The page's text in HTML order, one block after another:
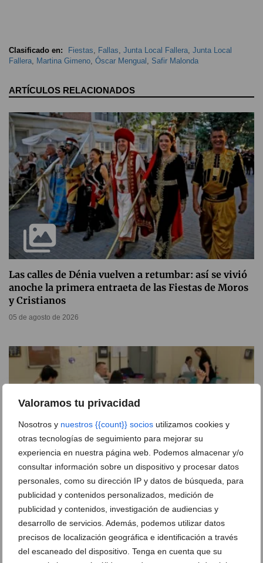
Valoramos tu privacidad
Nosotros y nuestros {{count}} socios utilizamos cookies y
otras tecnologías de seguimiento para mejorar su
experiencia en nuestra página web. Podemos almacenar y/o
consultar información sobre un dispositivo y procesar datos
personales, como su dirección IP y datos de búsqueda, para
publicidad y contenidos personalizados, medición de
publicidad y contenidos, investigación de audiencias y
desarrollo de servicios. Además, podemos utilizar datos
precisos de localización geográfica e identificación a través
del escaneado del dispositivo. Tenga en cuenta que su
Clasificado en: Fiestas, Fallas, Junta Local Fallera, Junta Local
Fallera, Martina Gimeno, Óscar Mengual , Safir Malonda
ARTÍCULOS RELACIONADOS
Las calles de Dénia vuelven a retumbar: así se vivió
anoche la primera entraeta de las Fiestas de Moros
y Cristianos
05 de agosto de 2026
La donación de sangre festera en Dénia logra 51
unidades
03 de agosto de 2026